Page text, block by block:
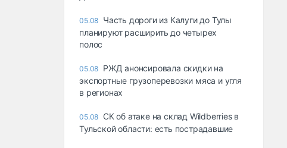
05.08 Часть дороги из Калуги до Тулы
планируют расширить до четырех
полос
05.08 РЖД анонсировала скидки на
экспортные грузоперевозки мяса и угля
в регионах
05.08 СК об атаке на склад Wildberries в
Тульской области: есть пострадавшие